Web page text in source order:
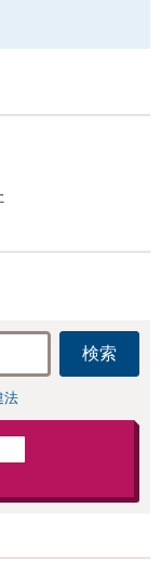
検索
法